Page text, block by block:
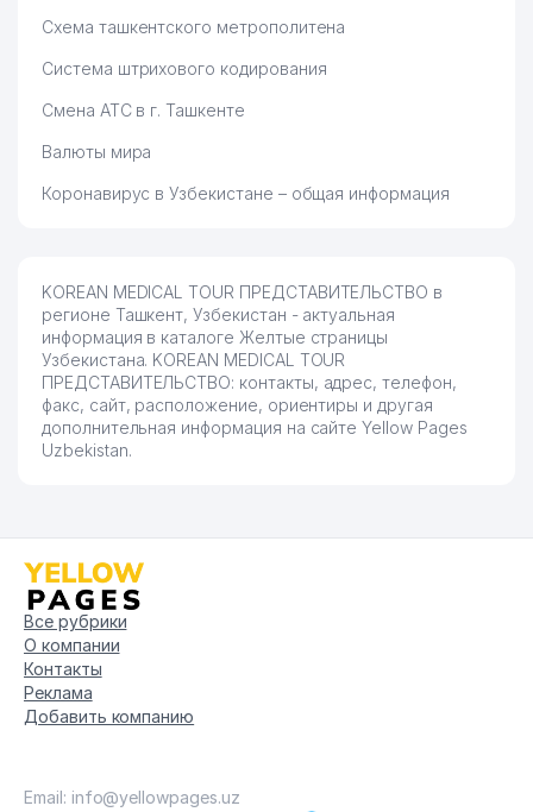
Схема ташкентского метрополитена
Система штрихового кодирования
Смена АТС в г. Ташкенте
Валюты мира
Коронавирус в Узбекистане – общая информация
KOREAN MEDICAL TOUR ПРЕДСТАВИТЕЛЬСТВО в
регионе Ташкент, Узбекистан - актуальная
информация в каталоге Желтые страницы
Узбекистана. KOREAN MEDICAL TOUR
ПРЕДСТАВИТЕЛЬСТВО: контакты, адрес, телефон,
факс, сайт, расположение, ориентиры и другая
дополнительная информация на сайте Yellow Pages
Uzbekistan.
Все рубрики
О компании
Контакты
Реклама
Добавить компанию
Email: info@yellowpages.uz